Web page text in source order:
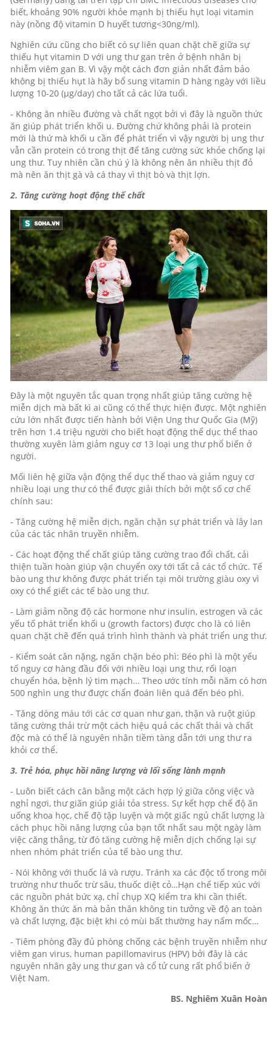
biết, khoảng 90% người khỏe mạnh bị thiếu hụt loại vitamin
này (nồng độ vitamin D huyết tương<30ng/ml).
Nghiên cứu cũng cho biết có sự liên quan chặt chẽ giữa sự
thiếu hụt vitamin D với ung thư gan trên ở bệnh nhân bị
nhiễm viêm gan B. Vì vậy một cách đơn giản nhất đảm bảo
không bị thiếu hụt là hãy bổ sung vitamin D hàng ngày với liều
lượng 10-20 (µg/day) cho tất cả các lứa tuổi.
- Không ăn nhiều đường và chất ngọt bởi vì đây là nguồn thức
ăn giúp phát triển khối u. Đường chứ không phải là protein
mới là thứ mà khối u cần để phát triển vì vậy người bị ung thư
vẫn cần protein có trong thịt để tăng cường sức khỏe chống lại
ung thư. Tuy nhiên cần chú ý là không nên ăn nhiều thịt đỏ
mà nên ăn thịt gà và cá thay vì thịt bò và thịt lợn.
2. Tăng cường hoạt động thể chất
Đây là một nguyên tắc quan trọng nhất giúp tăng cường hệ
miễn dịch mà bất kì ai cũng có thể thực hiện được. Một nghiên
cứu lớn nhất được tiến hành bởi Viện Ung thư Quốc Gia (Mỹ)
trên hơn 1.4 triệu người cho biết hoạt động thể dục thể thao
thường xuyên làm giảm nguy cơ 13 loại ung thư phổ biến ở
người.
Mối liên hệ giữa vận động thể dục thể thao và giảm nguy cơ
nhiều loại ung thư có thể được giải thích bởi một số cơ chế
chính sau:
- Tăng cường hệ miễn dịch, ngăn chặn sự phát triển và lây lan
của các tác nhân truyền nhiễm.
- Các hoạt động thể chất giúp tăng cường trao đổi chất, cải
thiện tuần hoàn giúp vận chuyển oxy tới tất cả các tổ chức. Tế
bào ung thư không được phát triển tại môi trường giàu oxy vì
oxy có thể giết các tế bào ung thư.
- Làm giảm nồng độ các hormone như insulin, estrogen và các
yếu tố phát triển khối u (growth factors) được cho là có liên
quan chặt chẽ đến quá trình hình thành và phát triển ung thư.
- Kiểm soát cân nặng, ngăn chặn béo phì: Béo phì là một yếu
tố nguy cơ hàng đầu đối với nhiều loại ung thư, rối loạn
chuyển hóa, bệnh lý tim mạch… Theo ước tính mỗi năm có hơn
500 nghìn ung thư được chẩn đoán liên quá đến béo phì.
- Tăng dòng máu tới các cơ quan như gan, thận và ruột giúp
tăng cường thải trừ một cách hiệu quả các chất thải và chất
độc mà có thể là nguyên nhân tiềm tàng dẫn tới ung thư ra
khỏi cơ thể.
3. Trẻ hóa, phục hồi năng lượng và lối sống lành mạnh
- Luôn biết cách cân bằng một cách hợp lý giữa công việc và
nghỉ ngơi, thư giãn giúp giải tỏa stress. Sự kết hợp chế độ ăn
uống khoa học, chế độ tập luyện và một giấc ngủ chất lượng là
cách phục hồi năng lượng của bạn tốt nhất sau một ngày làm
việc căng thẳng, từ đó tăng cường hệ miễn dịch chống lại sự
nhen nhóm phát triển của tế bào ung thư.
- Nói không với thuốc lá và rượu. Tránh xa các độc tố trong môi
trường như thuốc trừ sâu, thuốc diệt cỏ…Hạn chế tiếp xúc với
các nguồn phát bức xạ, chỉ chụp XQ kiểm tra khi cần thiết.
Không ăn thức ăn mà bản thân không tin tưởng về độ an toàn
và chất lượng, đặc biệt khi có mùi bất thường hay nấm mốc…
- Tiêm phòng đầy đủ phòng chống các bệnh truyền nhiễm như
viêm gan virus, human papillomavirus (HPV) bởi đây là các
nguyên nhân gây ung thư gan và cổ tử cung rất phổ biến ở
Việt Nam.
BS. Nghiêm Xuân Hoàn